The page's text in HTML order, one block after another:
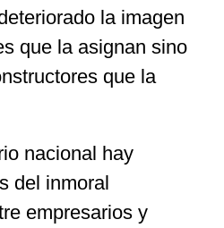
la imagen
que la asignan sino
que la
nacional hay
del inmoral
empresarios y